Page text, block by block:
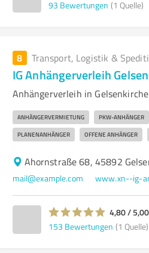
93 Bewertungen (1 Quelle)
8 Transport, Logistik &
IG Anhängerverleih
Anhängerverleih in
ANHÄNGERVERMIETUNG PKW-ANHÄNGER
PLANENANHÄNGER OFFENE ANHÄNGER
Ahornstraße 68, 45892
mail@example.com www.xn--ig-
4,80 / 5,00
153 Bewertungen (1 Quelle)